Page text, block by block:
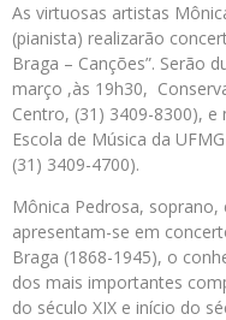
As virtuosas artistas
(pianista) realizarão
Braga – Canções”. Serão
março ,às 19h30,
Centro, (31) 3409-8300),
Escola de Música da
(31) 3409-4700).
Mônica Pedrosa,
apresentam-se em
Braga (1868-1945), o
dos mais importantes
do século XIX e início do